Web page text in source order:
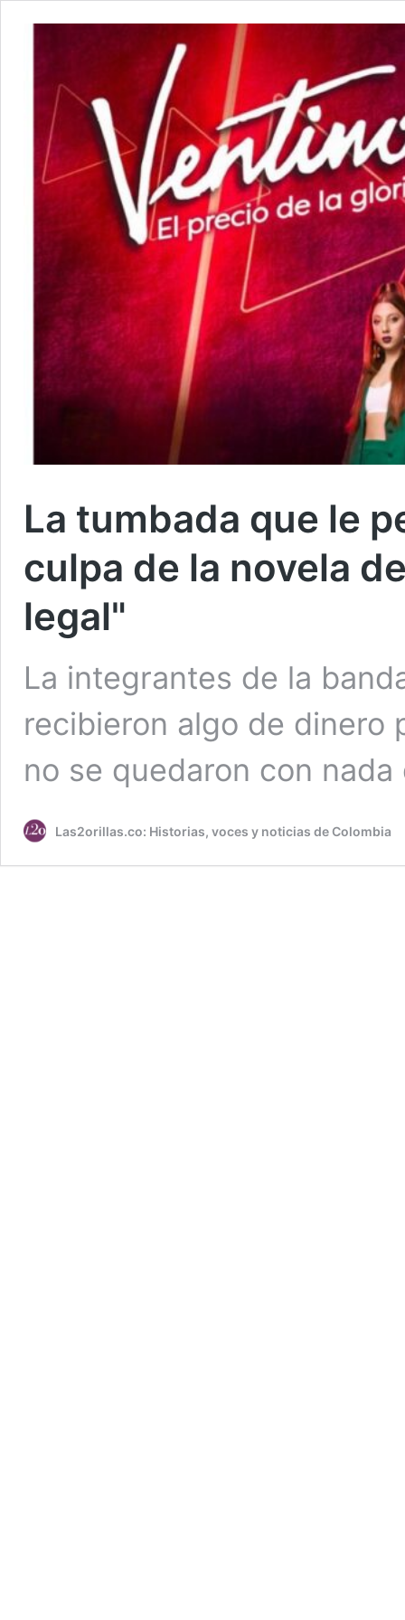
La tumbada que le
culpa de la novela
legal"
La integrantes de la
recibieron algo de dinero
no se quedaron con
Las2orillas.co: Historias, voces y noticias de Colombia